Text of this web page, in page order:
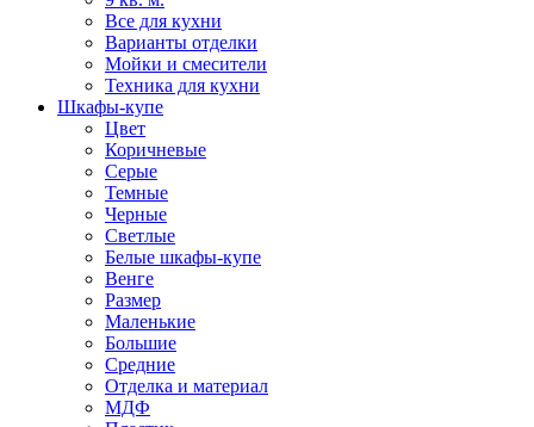
Все для кухни
Варианты отделки
Мойки и смесители
Техника для кухни
Шкафы-купе
Цвет
Коричневые
Серые
Темные
Черные
Светлые
Белые шкафы-купе
Венге
Размер
Маленькие
Большие
Средние
Отделка и материал
МДФ